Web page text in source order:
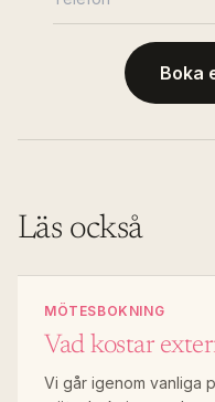
Boka
Läs också
MÖTESBOKNING
Vad kostar
Vi går igenom vanliga